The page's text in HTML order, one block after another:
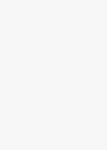
Die Nähe
und
drei